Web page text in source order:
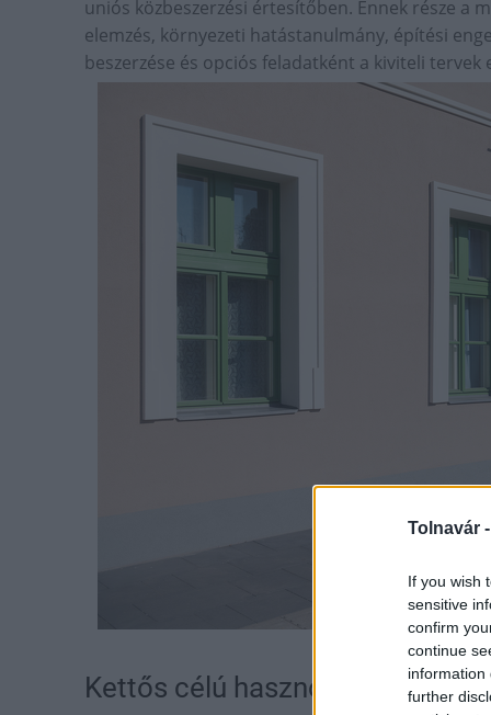
Tolnavár -
If you wish
sensitive
confirm
continue
information
further
uniós közbeszerzési értesítőben. Ennek része a
elemzés, környezeti hatástanulmány, építési
beszerzése és opciós feladatként a kiviteli tervek
Fotó: Illusztráció /
Kettős célú hasznosítást céloz